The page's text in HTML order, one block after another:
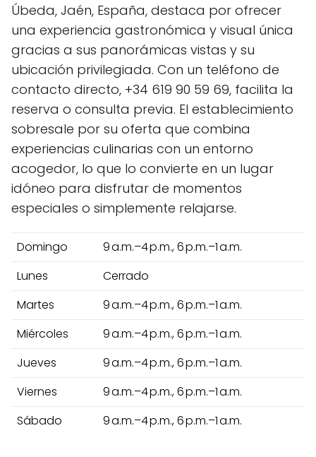
Úbeda, Jaén, España, destaca por ofrecer
una experiencia gastronómica y visual única
gracias a sus panorámicas vistas y su
ubicación privilegiada. Con un teléfono de
contacto directo, +34 619 90 59 69, facilita la
reserva o consulta previa. El establecimiento
sobresale por su oferta que combina
experiencias culinarias con un entorno
acogedor, lo que lo convierte en un lugar
idóneo para disfrutar de momentos
especiales o simplemente relajarse.
Domingo
9 a.m.–4 p.m., 6 p.m.–1 a.m.
Lunes
Cerrado
Martes
9 a.m.–4 p.m., 6 p.m.–1 a.m.
Miércoles
9 a.m.–4 p.m., 6 p.m.–1 a.m.
Jueves
9 a.m.–4 p.m., 6 p.m.–1 a.m.
Viernes
9 a.m.–4 p.m., 6 p.m.–1 a.m.
Sábado
9 a.m.–4 p.m., 6 p.m.–1 a.m.